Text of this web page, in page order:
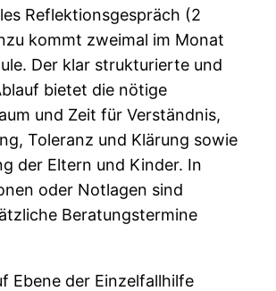
Reflektionsgespräch (2
kommt zweimal im Monat
Der klar strukturierte und
bietet die nötige
und Zeit für Verständnis,
Toleranz und Klärung sowie
der Eltern und Kinder. In
oder Notlagen sind
Beratungstermine
Ebene der Einzelfallhilfe